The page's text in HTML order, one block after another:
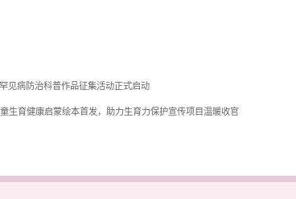
见病防治科普作品征集活动正式启动
生育健康启蒙绘本首发，助力生育力保护宣传项目温暖收官